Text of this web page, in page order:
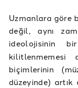
Uzmanlara göre
değil, aynı
ideolojisinin
biçimlerinin
düzeyinde) artık